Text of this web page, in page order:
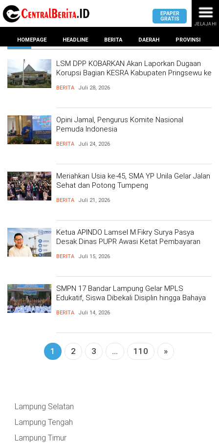
MASUK
KOTA
BANDAR
METRO
TANGGAMUS
PRINGSEWU
SELATAN
LAMPUNG
LAMPUNG
LAMPUNG
UTARA
DPRD
PROVINSI
DPRD
KOTA
BANDAR
LAMPUNG
METRO
DPRD
DPRD
TANGGAMUS
DPRD
LAMBAR
LAMPUNG
BANTEN
DKI
JAKARTA
EPAPER
GRATIS
JELAJAHI
HOMEPAGE HEADLINE BERITA DAERAH PROVINSI
BERITA
LSM DPP KOBARKAN Akan Laporkan Dugaan
Korupsi Bagian KESRA Kabupaten Pringsewu ke
BERITA Juli 28, 2026
Opini Jamal, Pengurus Komite Nasional
Pemuda Indonesia
BERITA Juli 24, 2026
Meriahkan Usia ke-45, SMA YP Unila Gelar Jalan
Sehat dan Potong Tumpeng
BERITA Juli 21, 2026
Ketua APINDO Lamsel M.Fikry Surya Pasya
Desak Dinas PUPR Awasi Ketat Pembayaran
BERITA Juli 15, 2026
SMPN 17 Bandar Lampung Gelar MPLS
Edukatif, Siswa Dibekali Disiplin hingga Bahaya
BERITA Juli 14, 2026
1 2 3 ... 110 »
Lampung Selatan
Lampung Tengah
Lampung Timur